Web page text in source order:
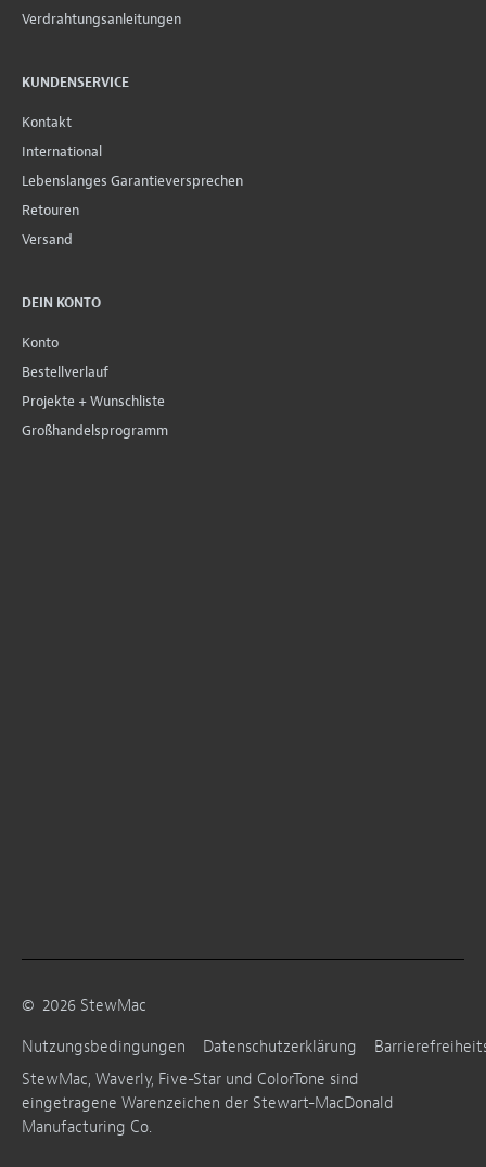
Verdrahtungsanleitungen
KUNDENSERVICE
Kontakt
International
Lebenslanges Garantieversprechen
Retouren
Versand
DEIN KONTO
Konto
Bestellverlauf
Projekte + Wunschliste
Großhandelsprogramm
© 2026 StewMac
Nutzungsbedingungen
Datenschutzerklärung
StewMac, Waverly, Five-Star und ColorTone sind
eingetragene Warenzeichen der Stewart-MacDonald
Manufacturing Co.